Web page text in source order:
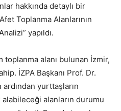
hakkında detaylı bir
Toplanma Alanlarının
yapıldı.
alanı bulunan İzmir,
İZPA Başkanı Prof. Dr.
yurttaşların
alanların durumu